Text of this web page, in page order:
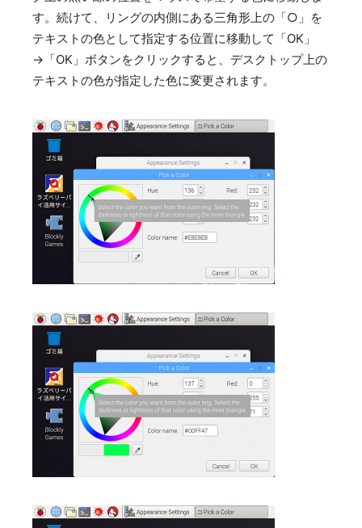
す。続けて、リングの内側にある三角形上の「○」を
テキストの色として指定する位置に移動して「OK」
→「OK」ボタンをクリックすると、デスクトップ上の
テキストの色が指定した色に変更されます。